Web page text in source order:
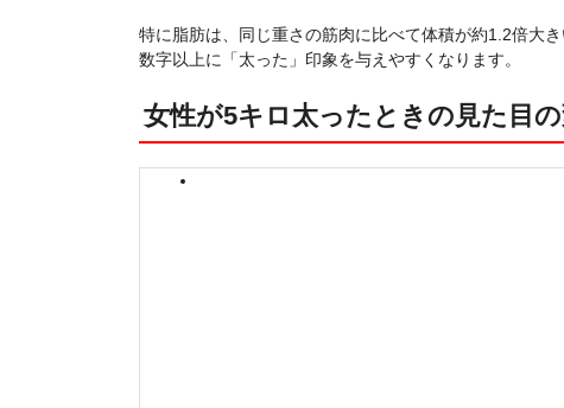
特に脂肪は、同じ重さの筋肉に比べて体積が約1.2倍大
数字以上に「太った」印象を与えやすくなります。
女性が5キロ太ったときの見た目